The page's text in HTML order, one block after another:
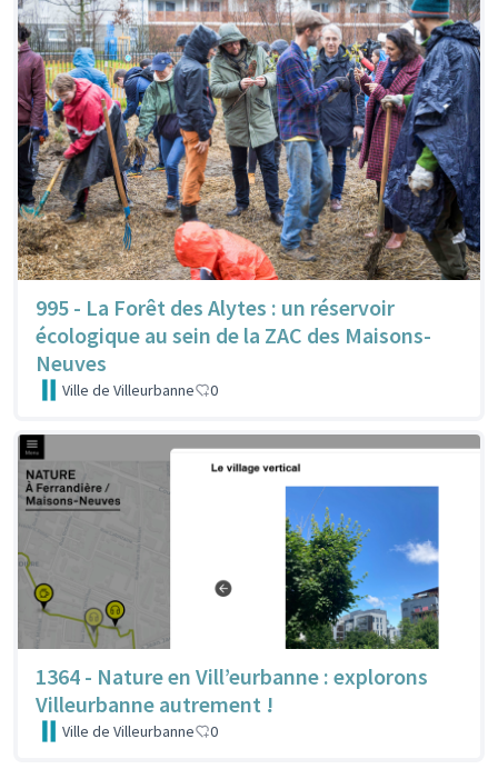
995 - La Forêt des Alytes : un réservoir
écologique au sein de la ZAC des Maisons-
Neuves
Ville de Villeurbanne 0
1364 - Nature en Vill’eurbanne : explorons
Villeurbanne autrement !
Ville de Villeurbanne 0